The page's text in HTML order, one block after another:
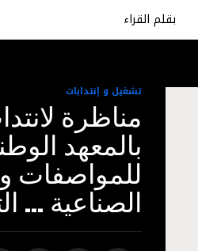
بقلم القراء
تشغيل و إنتدابات
مناظرة
بالمعهد
للمواصفات
الصناعية …